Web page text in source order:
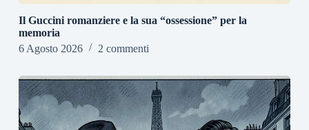
Il Guccini romanziere e la sua “ossessione” per la
memoria
6 Agosto 2026
2 commenti